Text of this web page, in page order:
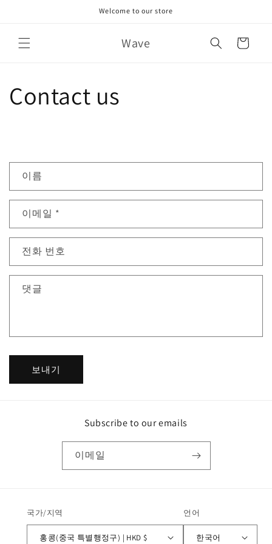
Welcome to our store
Wave
트
Contact us
처
식
이름
이메일 *
전화 번호
댓글
보내기
Subscribe to our emails
이메일
국가/지역
홍콩(중국 특별행정구) | HKD $
언어
한국어